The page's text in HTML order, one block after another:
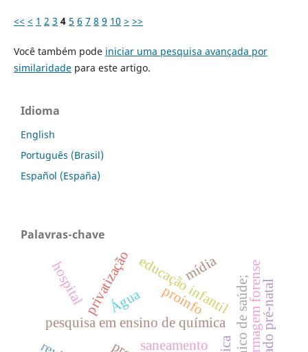
<< < 1 2 3 4 5 6 7 8 9 10 > >>
Você também pode iniciar uma pesquisa avançada por
similaridadepara este artigo.
Idioma
English
Português (Brasil)
Español (España)
Palavras-chave
pesquisa em ensino de química
saneamento
educação infantil
privatização
Água
mídia
proinfo enfermagem forense
hospital cuidado pré-natal